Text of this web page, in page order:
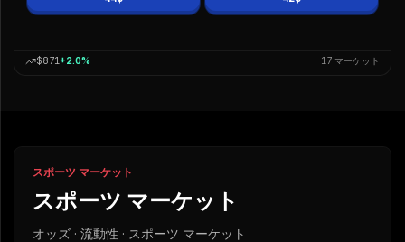
$871+2.0% 17 マーケット
スポーツ マーケット
スポーツ マーケット
オッズ · 流動性 · スポーツ マーケット